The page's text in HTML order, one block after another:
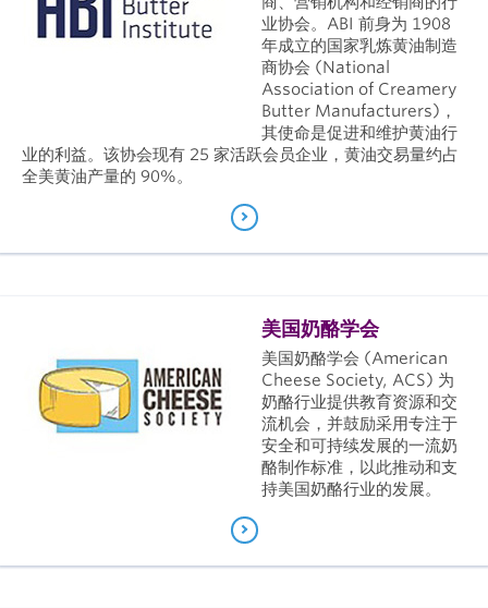
业协会。ABI 前身为 1908
年成立的国家乳炼黄油制造
商协会 (National
Association of Creamery
Butter Manufacturers)，
其使命是促进和维护黄油行
业的利益。该协会现有 25 家活跃会员企业，黄油交易量约占
全美黄油产量的 90%。
美国奶酪学会
美国奶酪学会 (American
Cheese Society, ACS) 为
奶酪行业提供教育资源和交
流机会，并鼓励采用专注于
安全和可持续发展的一流奶
酪制作标准，以此推动和支
持美国奶酪行业的发展。